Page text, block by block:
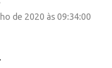
de 2020 às 09:34:00